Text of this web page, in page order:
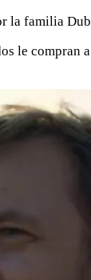
familia
le